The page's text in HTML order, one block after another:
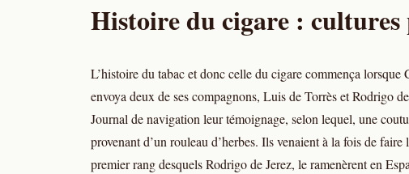
Histoire du cigare : cultures
L’histoire du tabac et donc celle du cigare commença
envoya deux de ses compagnons, Luis de Torrès et Rodrigo
Journal de navigation leur témoignage, selon lequel, une
provenant d’un rouleau d’herbes. Ils venaient à la fois de
premier rang desquels Rodrigo de Jerez, le ramenèrent en